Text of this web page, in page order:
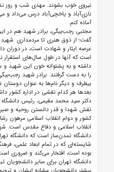
نیروی خوب بشوند‌. مهدی شب و روز
نازی‌آباد و یاخچی‌آباد درس می‌داد و
آماده کنم.
مجتبی رجب‌بیگی، برادر شهید هم در
گفت؛ از ذوق هنری تا مردمداری. شهید
عرصه ایثار و شهادت است، در دوران
است که آنها در طول سال‌های استقرار
داشته و به پشتوانه خون این شهید و
را به دست گرفتند. برادر شهید
بیطرف و دیگر نام‌ها به عنوان
بعدها هر کدام نقشی در اداره کشور
دکتر سید محمد مقیمی، رئیس دانشگاه
نقش شهدا و قدر دانستن روحیه و صبر
کشور و دوام انقلاب اسلامی مرهون
انقلاب اسلامی و دفاع مقدس است.
دانشگاه تمدن‌ساز است که دانشگاه
شایسته‌ای که در تمام ابعاد علمی،
بوده است، افتخار می‌کند و ضروری
دانشگاه تهران برای سایر دانشجویان